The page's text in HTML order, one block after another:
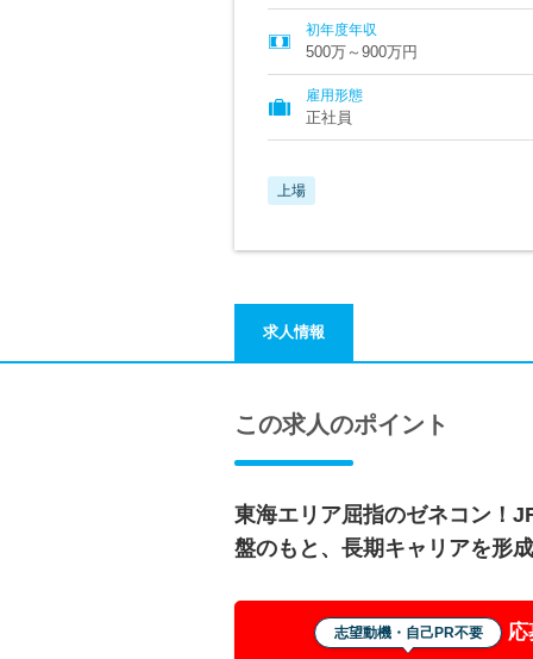
初年度年収
500万～900万円
雇用形態
正社員
上場
求人情報
この求人のポイント
東海エリア屈指のゼネコン！
盤のもと、長期キャリアを形
志望動機・自己PR不要